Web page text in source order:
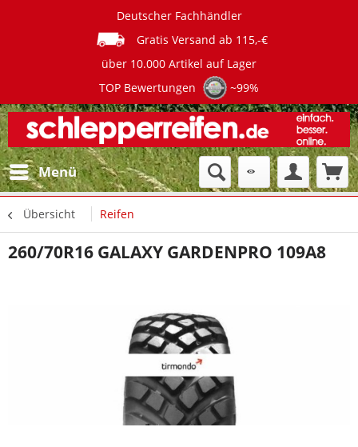
Deutscher Fachhändler
Gratis Versand ab 115,-€
über 10.000 Artikel auf Lager
TOP Bewertungen
~99%
Menü
Übersicht Reifen
260/70R16 GALAXY GARDENPRO 109A8